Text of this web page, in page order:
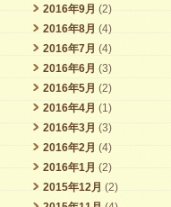
2016年9月 (2)
2016年8月 (4)
2016年7月 (4)
2016年6月 (3)
2016年5月 (2)
2016年4月 (1)
2016年3月 (3)
2016年2月 (4)
2016年1月 (2)
2015年12月 (2)